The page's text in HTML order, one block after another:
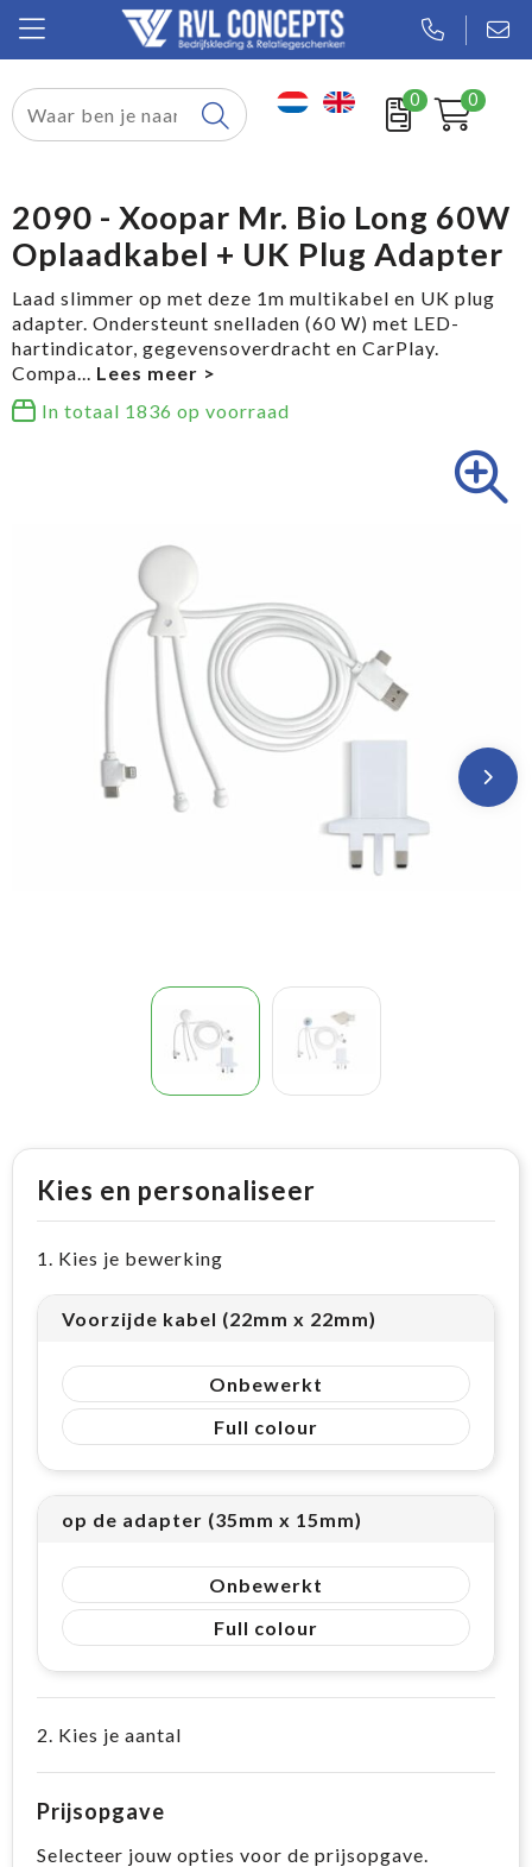
0 0
Relatiegeschenken
Tassen
Sport
Werkkleding
2090 - Xoopar Mr. Bio Long 60W
Oplaadkabel + UK Plug Adapter
Laad slimmer op met deze 1m multikabel en UK plug
adapter. Ondersteunt snelladen (60 W) met LED-
hartindicator, gegevensoverdracht en CarPlay.
Compa...
In totaal 1836 op voorraad
Kies en personaliseer
1. Kies je bewerking
Voorzijde kabel (22mm x 22mm)
Onbewerkt
Full colour
op de adapter (35mm x 15mm)
Onbewerkt
Full colour
2. Kies je aantal
Prijsopgave
Selecteer jouw opties voor de prijsopgave.